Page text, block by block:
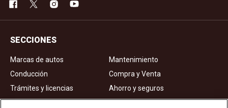
SECCIONES
Marcas de autos
Mantenimiento
Conducción
Compra y Venta
Trámites y licencias
Ahorro y seguros
Noticias
Videos de autos